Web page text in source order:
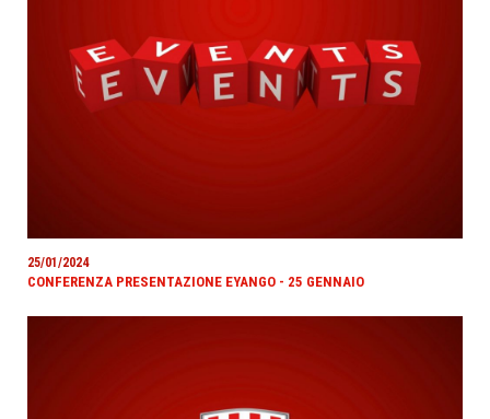
25/01/2024
CONFERENZA PRESENTAZIONE EYANGO - 25 GENNAIO